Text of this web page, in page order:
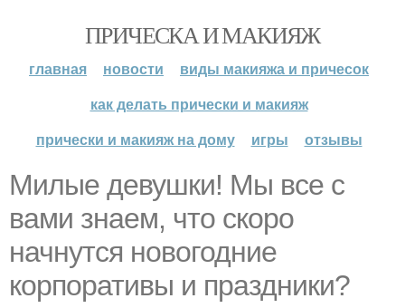
ПРИЧЕСКА И МАКИЯЖ
главная новости
виды макияжа и причесок
как делать прически и макияж
прически и макияж на дому
игры отзывы
Милые девушки! Мы все с
вами знаем, что скоро
начнутся новогодние
корпоративы и праздники?